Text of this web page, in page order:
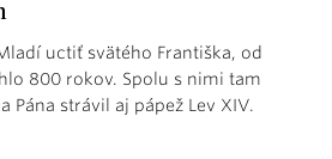
uctiť svätého Františka, od
800 rokov. Spolu s nimi tam
Pána strávil aj pápež Lev XIV.